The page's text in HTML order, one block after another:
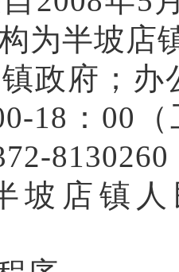
为半坡店
政府；
18：00
坡店镇